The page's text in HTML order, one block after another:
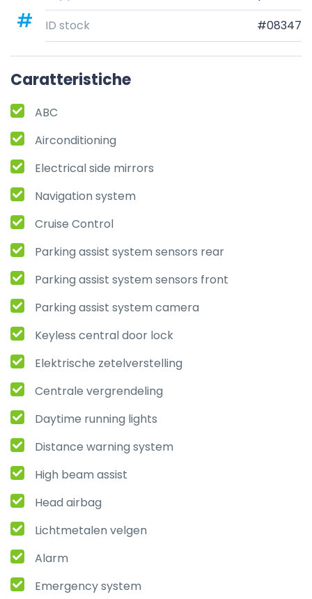
ID stock
#08347
Caratteristiche
ABC
Airconditioning
Electrical side mirrors
Navigation system
Cruise Control
Parking assist system sensors rear
Parking assist system sensors front
Parking assist system camera
Keyless central door lock
Elektrische zetelverstelling
Centrale vergrendeling
Daytime running lights
Distance warning system
High beam assist
Head airbag
Lichtmetalen velgen
Alarm
Emergency system